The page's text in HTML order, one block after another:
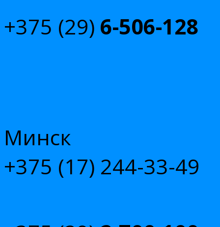
+375 (29) 6-506-128
Минск
+375 (17) 244-33-49